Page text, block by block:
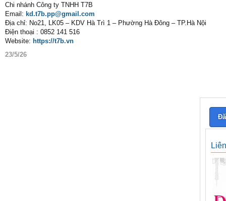
Chi nhánh Công ty TNHH T7B
Email: kd.t7b.pp@gmail.com
Địa chỉ: No21, LK05 – KDV Hà Trì 1 – Phường Hà Đông – TP.Hà Nội
Điện thoại : 0852 141 516
Website: https://t7b.vn
23/5/26